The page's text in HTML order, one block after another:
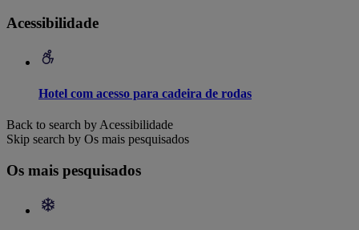
Acessibilidade
Hotel com acesso para cadeira de rodas
Back to search by Acessibilidade
Skip search by Os mais pesquisados
Os mais pesquisados